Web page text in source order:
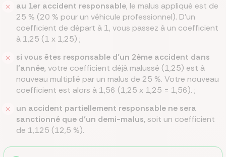
au 1er accident responsable, le malus appliqué est de
25 % (20 % pour un véhicule professionnel). D’un
coefficient de départ à 1, vous passez à un coefficient
à 1,25 (1 x 1,25) ;
si vous êtes responsable d’un 2ème accident dans
l’année,votre coefficient déjà malussé (1,25) est à
nouveau multiplié par un malus de 25 %. Votre nouveau
coefficient est alors à 1,56 (1,25 x 1,25 = 1,56). ;
un accident partiellement responsable ne sera
sanctionné que d’un demi-malus,soit un coefficient
de 1,125 (12,5 %).